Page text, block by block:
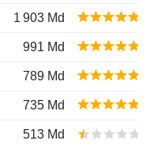
1 903 Md
991 Md
789 Md
735 Md
513 Md